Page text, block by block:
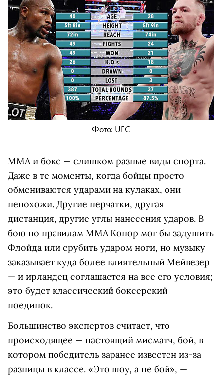
Фото: UFC
ММА и бокс — слишком разные виды спорта.
Даже в те моменты, когда бойцы просто
обмениваются ударами на кулаках, они
непохожи. Другие перчатки, другая
дистанция, другие углы нанесения ударов. В
бою по правилам ММА Конор мог бы задушить
Флойда или срубить ударом ноги, но музыку
заказывает куда более влиятельный Мейвезер
— и ирландец соглашается на все его условия;
это будет классический боксерский
поединок.
Большинство экспертов считает, что
происходящее — настоящий мисматч, бой, в
котором победитель заранее известен из-за
разницы в классе. «Это шоу, а не бой», —